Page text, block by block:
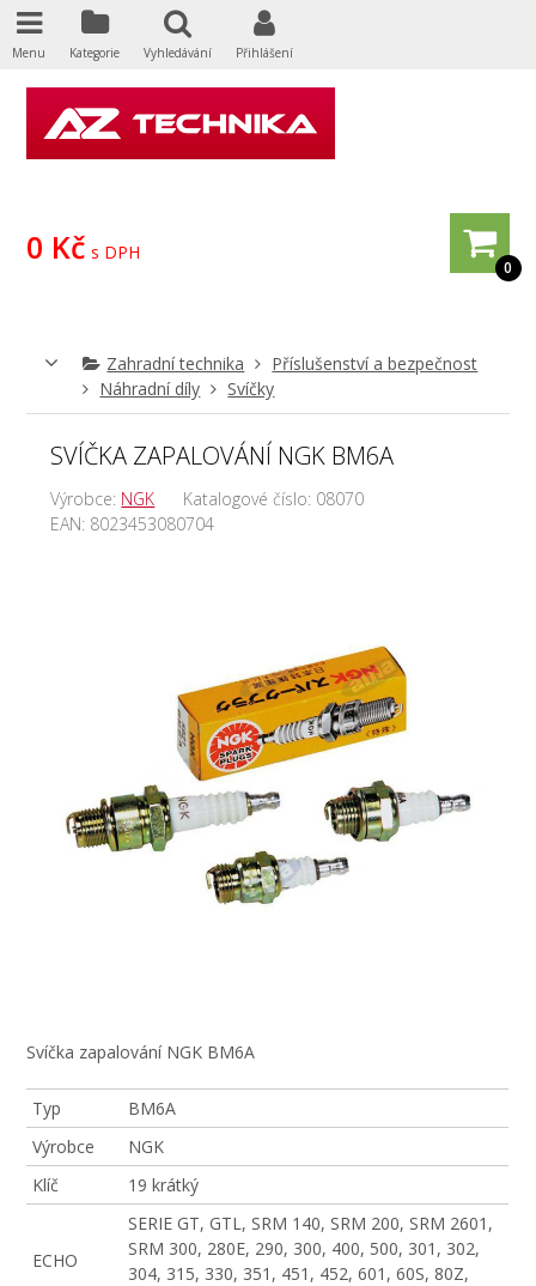
0
0 Kč s DPH
Zahradní technika
Příslušenství a bezpečnost
Náhradní díly
Svíčky
SVÍČKA ZAPALOVÁNÍ NGK BM6A
Výrobce: NGK Katalogové číslo: 08070
EAN: 8023453080704
Svíčka zapalování NGK BM6A
Typ
BM6A
Výrobce
NGK
Klíč
19 krátký
ECHO
SERIE GT, GTL, SRM 140, SRM 200, SRM 2601,
SRM 300, 280E, 290, 300, 400, 500, 301, 302,
304, 315, 330, 351, 451, 452, 601, 60S, 80Z,
Menu Kategorie Vyhledávání Přihlášení